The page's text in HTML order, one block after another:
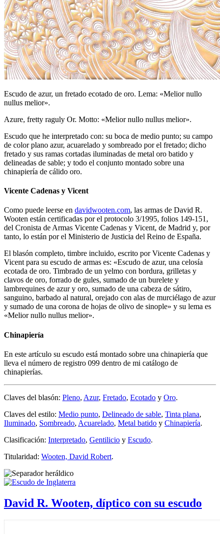
Escudo de azur, un fretado ecotado de oro. Lema: «Melior nullo
nullus melior».
Azure, fretty raguly Or. Motto: «Melior nullo nullus melior».
Escudo que he interpretado con: su boca de medio punto; su campo
de color plano azur, acuarelado y sombreado por el fretado; dicho
fretado y sus ramas cortadas iluminadas de metal oro batido y
delineadas de sable; y todo el conjunto montado sobre una
chinapiería de cálido oro.
Vicente Cadenas y Vicent
Como puede leerse en davidwooten.com, las armas de David R.
Wooten están certificadas por el protocolo 3/1995, folios 149-151,
del Cronista de Armas Vicente Cadenas y Vicent, de Madrid y, por
tanto, lo están por el Ministerio de Justicia del Reino de España.
El blasón completo, timbre incluido, escrito por Vicente Cadenas y
Vicent para su escudo de armas es: «Escudo de azur, una celosía
ecotada de oro. Timbrado de un yelmo con bordura, grilletas y
clavos de oro, forrado de gules, sumado de un burelete y
lambrequines de azur y oro, sumado de una cabeza de sátiro,
sanguino, barbado al natural, orejado con alas de murciélago de azur
y sumado de una corona de hojas de olivo de sinople» y su lema es
«Melior nullo nullus melior».
Chinapiería
En este artículo su escudo está montado sobre una chinapiería que
lleva el número de registro 099 dentro de mi catálogo de
chinapierías.
Claves del blasón: Pleno, Azur, Fretado, Ecotado y Oro.
Claves del estilo: Medio punto, Delineado de sable, Tinta plana,
Iluminado, Sombreado, Acuarelado, Metal batido y Chinapiería.
Clasificación: Interpretado, Gentilicio y Escudo.
Titularidad: Wooten, David Robert.
David R. Wooten, díptico con su escudo